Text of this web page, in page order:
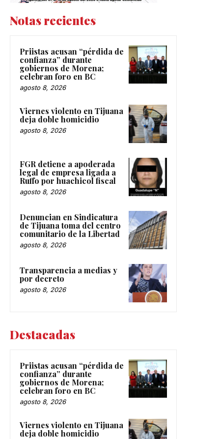
Notas recientes
Priistas acusan “pérdida de
confianza” durante
gobiernos de Morena;
celebran foro en BC
agosto 8, 2026
Viernes violento en Tijuana
deja doble homicidio
agosto 8, 2026
FGR detiene a apoderada
legal de empresa ligada a
Ruffo por huachicol fiscal
agosto 8, 2026
Denuncian en Sindicatura
de Tijuana toma del centro
comunitario de la Libertad
agosto 8, 2026
Transparencia a medias y
por decreto
agosto 8, 2026
Destacadas
Priistas acusan “pérdida de
confianza” durante
gobiernos de Morena;
celebran foro en BC
agosto 8, 2026
Viernes violento en Tijuana
deja doble homicidio